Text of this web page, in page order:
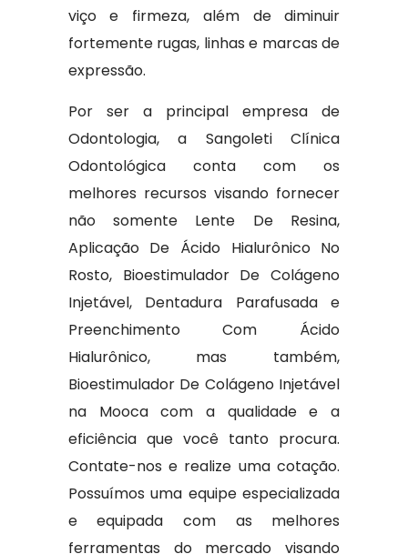
viço e firmeza, além de diminuir
fortemente rugas, linhas e marcas de
expressão.
Por ser a principal empresa de
Odontologia, a Sangoleti Clínica
Odontológica conta com os
melhores recursos visando fornecer
não somente Lente De Resina,
Aplicação De Ácido Hialurônico No
Rosto, Bioestimulador De Colágeno
Injetável, Dentadura Parafusada e
Preenchimento Com Ácido
Hialurônico, mas também,
Bioestimulador De Colágeno Injetável
na Mooca com a qualidade e a
eficiência que você tanto procura.
Contate-nos e realize uma cotação.
Possuímos uma equipe especializada
e equipada com as melhores
ferramentas do mercado visando